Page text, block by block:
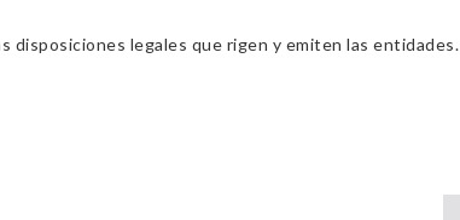
disposiciones legales que rigen y emiten las entidades.